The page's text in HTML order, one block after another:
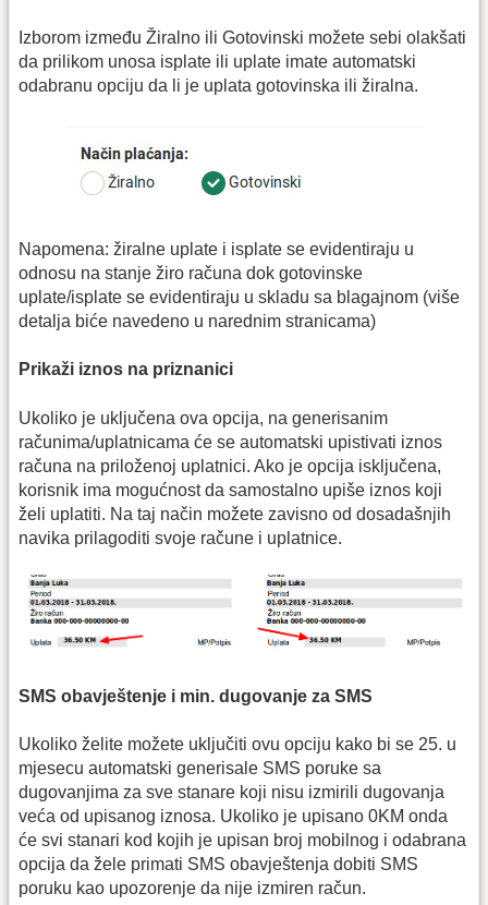
Izborom između Žiralno ili Gotovinski možete sebi olakšati
da prilikom unosa isplate ili uplate imate automatski
odabranu opciju da li je uplata gotovinska ili žiralna.
Napomena: žiralne uplate i isplate se evidentiraju u
odnosu na stanje žiro računa dok gotovinske
uplate/isplate se evidentiraju u skladu sa blagajnom (više
detalja biće navedeno u narednim stranicama)
Prikaži iznos na priznanici
Ukoliko je uključena ova opcija, na generisanim
računima/uplatnicama će se automatski upistivati iznos
računa na priloženoj uplatnici. Ako je opcija isključena,
korisnik ima mogućnost da samostalno upiše iznos koji
želi uplatiti. Na taj način možete zavisno od dosadašnjih
navika prilagoditi svoje račune i uplatnice.
SMS obavještenje i min. dugovanje za SMS
Ukoliko želite možete uključiti ovu opciju kako bi se 25. u
mjesecu automatski generisale SMS poruke sa
dugovanjima za sve stanare koji nisu izmirili dugovanja
veća od upisanog iznosa. Ukoliko je upisano 0KM onda
će svi stanari kod kojih je upisan broj mobilnog i odabrana
opcija da žele primati SMS obavještenja dobiti SMS
poruku kao upozorenje da nije izmiren račun.